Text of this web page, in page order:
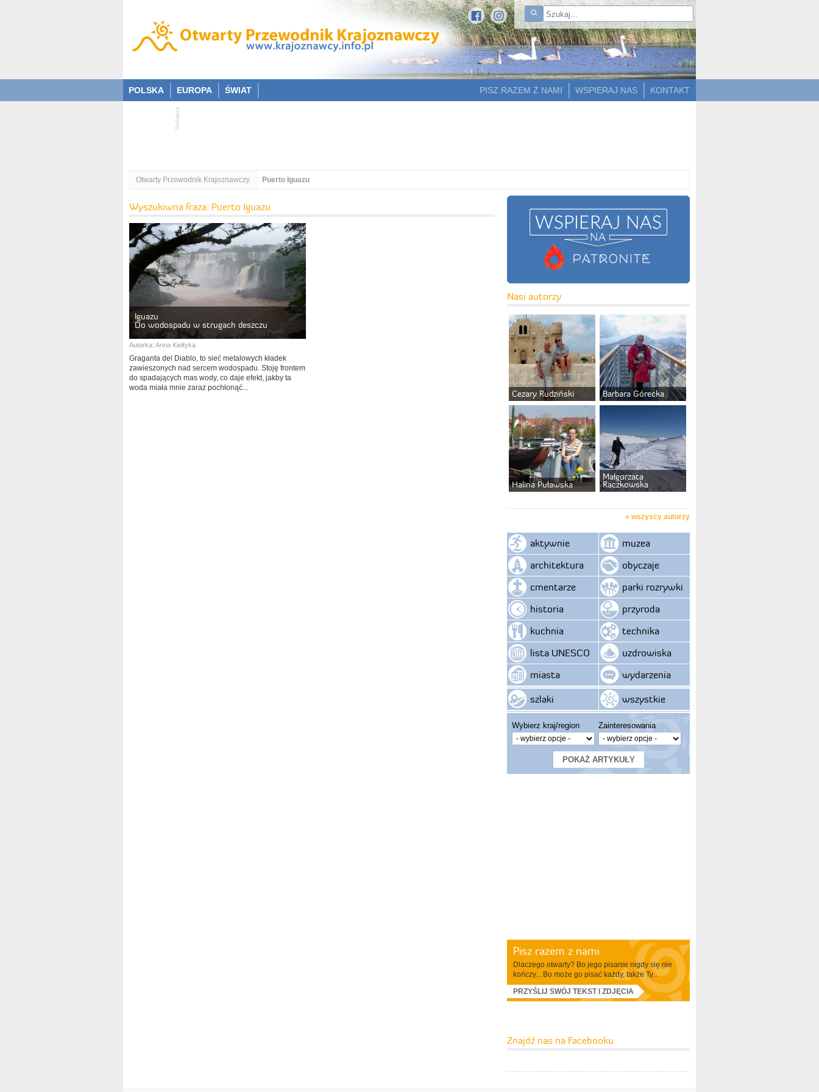
POLSKA EUROPA ŚWIAT KONTAKT
WSPIERAJ NAS
PISZ RAZEM Z NAMI
Otwarty Przewodnik Krajoznawczy Puerto Iguazu
Wyszukiwna fraza: Puerto Iguazu
Iguazu
Do wodospadu w strugach deszczu
Autorka: Anna Kiełtyka
Graganta del Diablo, to sieć metalowych kładek
zawieszonych nad sercem wodospadu. Stoję frontem
do spadających mas wody, co daje efekt, jakby ta
woda miała mnie zaraz pochłonąć...
Nasi autorzy
Cezary Rudziński Barbara Górecka
Halina Puławska
Małgorzata
Raczkowska
» wszyscy autorzy
aktywnie
architektura
cmentarze
historia
kuchnia
lista UNESCO
miasta
szlaki
muzea
obyczaje
parki rozrywki
przyroda
technika
uzdrowiska
wydarzenia
wszystkie
Wybierz kraj/region Zainteresowania
Pisz razem z nami
Dlaczego otwarty? Bo jego pisanie nigdy się nie
kończy... Bo może go pisać każdy, także Ty...
PRZYŚLIJ SWÓJ TEKST I ZDJĘCIA
Znajdź nas na Facebooku